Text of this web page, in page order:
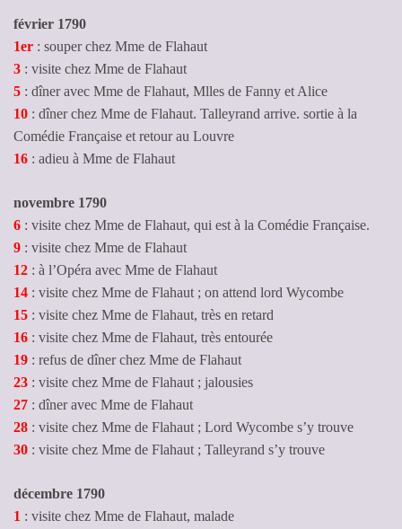
février 1790
1er : souper chez Mme de Flahaut
3 : visite chez Mme de Flahaut
5 : dîner avec Mme de Flahaut, Mlles de Fanny et Alice
10 : dîner chez Mme de Flahaut. Talleyrand arrive. sortie à la
Comédie Française et retour au Louvre
16 : adieu à Mme de Flahaut
novembre 1790
6 : visite chez Mme de Flahaut, qui est à la Comédie Française.
9 : visite chez Mme de Flahaut
12 : à l’Opéra avec Mme de Flahaut
14 : visite chez Mme de Flahaut ; on attend lord Wycombe
15 : visite chez Mme de Flahaut, très en retard
16 : visite chez Mme de Flahaut, très entourée
19 : refus de dîner chez Mme de Flahaut
23 : visite chez Mme de Flahaut ; jalousies
27 : dîner avec Mme de Flahaut
28 : visite chez Mme de Flahaut ; Lord Wycombe s’y trouve
30 : visite chez Mme de Flahaut ; Talleyrand s’y trouve
décembre 1790
1 : visite chez Mme de Flahaut, malade